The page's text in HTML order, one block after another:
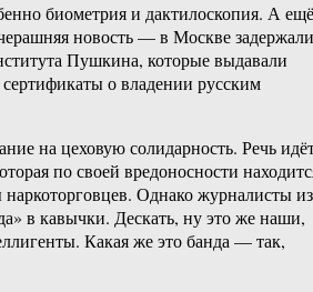
биометрия и дактилоскопия. А ещё
новость — в Москве задержали
Пушкина, которые выдавали
о владении русским
на цеховую солидарность. Речь
по своей вредоносности
наркоторговцев. Однако журналисты из
в кавычки. Дескать, ну это же наши,
Какая же это банда — так,